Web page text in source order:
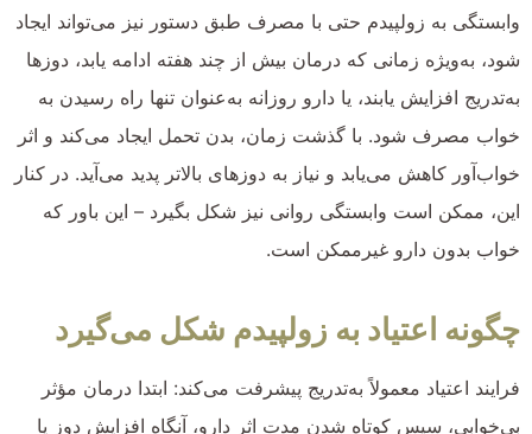
وابستگی به زولپیدم حتی با مصرف طبق دستور نیز می‌تواند ایجاد
شود، به‌ویژه زمانی که درمان بیش از چند هفته ادامه یابد، دوزها
به‌تدریج افزایش یابند، یا دارو روزانه به‌عنوان تنها راه رسیدن به
خواب مصرف شود. با گذشت زمان، بدن تحمل ایجاد می‌کند و اثر
خواب‌آور کاهش می‌یابد و نیاز به دوزهای بالاتر پدید می‌آید. در کنار
این، ممکن است وابستگی روانی نیز شکل بگیرد – این باور که
خواب بدون دارو غیرممکن است.
چگونه اعتیاد به زولپیدم شکل می‌گیرد
فرایند اعتیاد معمولاً به‌تدریج پیشرفت می‌کند: ابتدا درمان مؤثر
بی‌خوابی، سپس کوتاه شدن مدت اثر دارو، آنگاه افزایش دوز یا